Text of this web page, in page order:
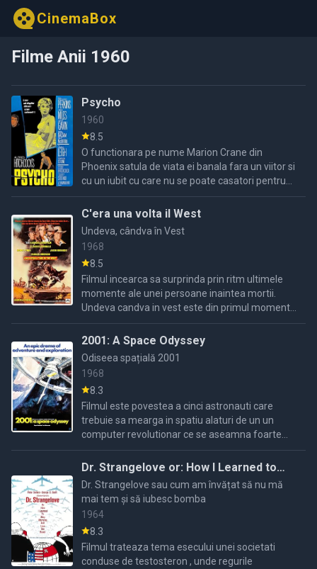
CinemaBox
Filme Anii 1960
Psycho
1960
8.5
O functionara pe nume Marion Crane din
Phoenix satula de viata ei banala fara un viitor si
cu un iubit cu care nu se poate casatori pentru
ca venitul lui trebuie sa l dea ca pensie
alimentara profita ...
C'era una volta il West
Undeva, cândva în Vest
1968
8.5
Filmul incearca sa surprinda prin ritm ultimele
momente ale unei persoane inaintea mortii.
Undeva candva in vest este din primul moment
pana la final un dans al mortii.
2001: A Space Odyssey
Odiseea spațială 2001
1968
8.3
Filmul este povestea a cinci astronauti care
trebuie sa mearga in spatiu alaturi de un un
computer revolutionar ce se aseamna foarte
mult cu mintea omeneasca pentru a lua de pe
Jupiter un monolit ...
Dr. Strangelove or: How I Learned to
Stop Worrying and Love the Bomb
Dr. Strangelove sau cum am învățat să nu mă
mai tem și să iubesc bomba
1964
8.3
Filmul trateaza tema esecului unei societati
conduse de testosteron , unde regurile